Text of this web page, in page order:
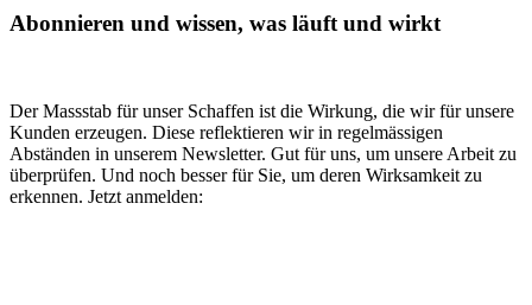
Abonnieren und wissen, was läuft und wirkt
Der Massstab für unser Schaffen ist die Wirkung, die wir für unsere
Kunden erzeugen. Diese reflektieren wir in regelmässigen
Abständen in unserem Newsletter. Gut für uns, um unsere Arbeit zu
überprüfen. Und noch besser für Sie, um deren Wirksamkeit zu
erkennen. Jetzt anmelden: